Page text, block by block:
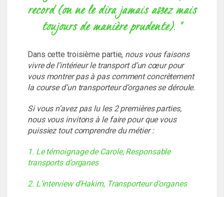
record (on ne le dira jamais assez mais
toujours de manière prudente). "
Dans cette troisième partie, nous vous faisons
vivre de l’intérieur le transport d’un cœur pour
vous montrer pas à pas comment concrètement
la course d’un transporteur d’organes se déroule.
Si vous n’avez pas lu les 2 premières parties,
nous vous invitons à le faire pour que vous
puissiez tout comprendre du métier :
1. Le témoignage de Carole, Responsable
transports d’organes
2. L’interview d’Hakim, Transporteur d’organes